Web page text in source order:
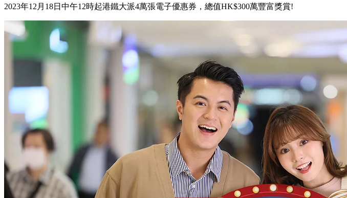
2023年12月18日中午12時起港鐵大派4萬張電子優惠券，總值HK$300萬豐富獎賞!